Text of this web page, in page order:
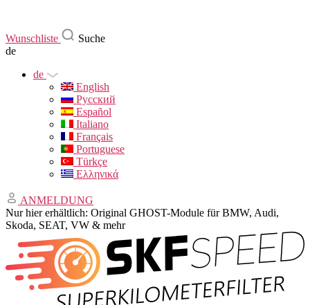
Wunschliste
Suche
de
de
English
Русский
Español
Italiano
Français
Portuguese
Türkçe
Ελληνικά
ANMELDUNG
Nur hier erhältlich: Original GHOST-Module für BMW, Audi,
Skoda, SEAT, VW & mehr